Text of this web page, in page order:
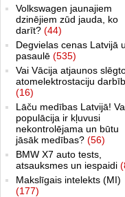
Volkswagen jaunajiem
dzinējiem zūd jauda, ko
darīt? (44)
Degvielas cenas Latvijā
pasaulē (535)
Vai Vācija atjaunos
atomelektrostaciju
(16)
Lāču medības Latvijā!
populācija ir kļuvusi
nekontrolējama un būtu
jāsāk medības? (56)
BMW X7 auto tests,
atsauksmes un iespaidi
Makslīgais intelekts (MI)
(177)